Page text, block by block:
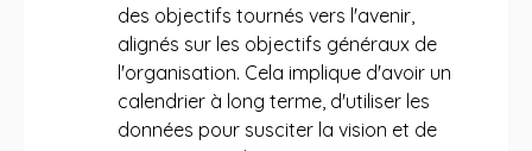
des objectifs tournés vers l'avenir,
alignés sur les objectifs généraux de
l'organisation. Cela implique d'avoir un
calendrier à long terme, d'utiliser les
données pour susciter la vision et de